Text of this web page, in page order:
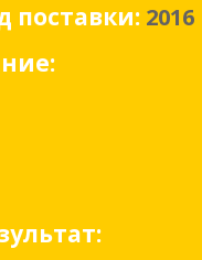
поставки: 2016